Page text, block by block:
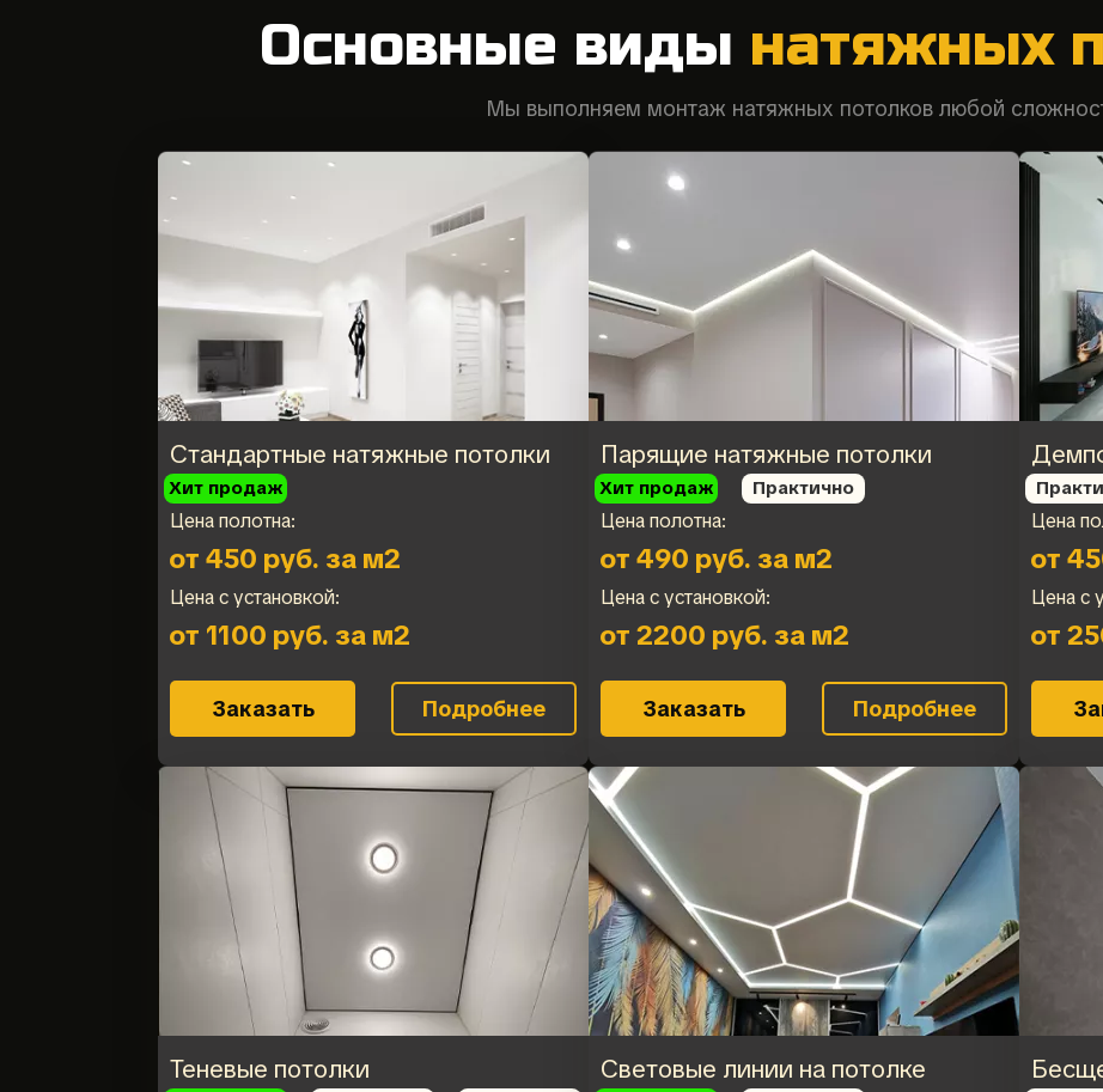
Основные виды натяжных
Мы выполняем монтаж натяжных потолков любой
Стандартные натяжные потолки
Хит продаж
Цена полотна:
от 450 руб. за м2
Цена с установкой:
от 1100 руб. за м2
Заказать Подробнее
Парящие натяжные потолки
Хит продаж Практично
Цена полотна:
от 490 руб. за м2
Цена с установкой:
от 2200 руб. за м2
Заказать Подробнее
Цена
от
Цена с
от
Теневые потолки Световые линии на потолке